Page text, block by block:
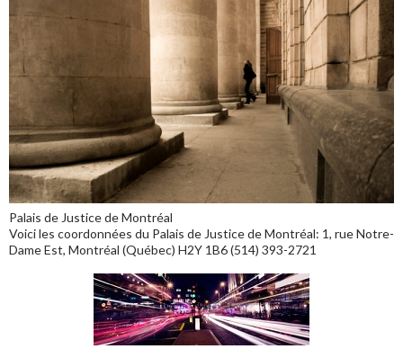
Palais de Justice de Montréal
Voici les coordonnées du Palais de Justice de Montréal: 1, rue Notre-
Dame Est, Montréal (Québec) H2Y 1B6 (514) 393-2721